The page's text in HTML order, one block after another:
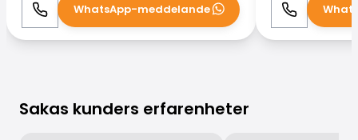
Ring WhatsApp
WhatsApp-meddelande Ring
Sakas kunders erfarenheter